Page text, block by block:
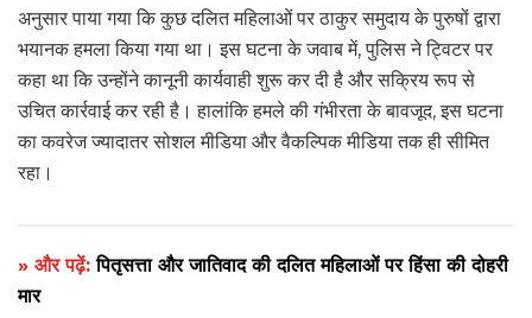
अनुसार पाया गया कि कुछ दलित महिलाओं पर ठाकुर समुदाय के पुरुषों द्वारा
भयानक हमला किया गया था। इस घटना के जवाब में, पुलिस ने ट्विटर पर
कहा था कि उन्होंने कानूनी कार्यवाही शुरू कर दी है और सक्रिय रूप से
उचित कार्रवाई कर रही है। हालांकि हमले की गंभीरता के बावजूद, इस घटना
का कवरेज ज्यादातर सोशल मीडिया और वैकल्पिक मीडिया तक ही सीमित
रहा।
» और पढ़ें:पितृसत्ता और जातिवाद की दलित महिलाओं पर हिंसा की दोहरी
मार